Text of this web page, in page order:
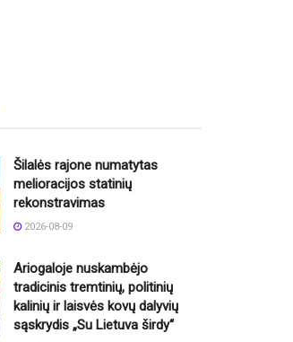
Šilalės rajone numatytas
melioracijos statinių
rekonstravimas
2026-08-09
Ariogaloje nuskambėjo
tradicinis tremtinių, politinių
kalinių ir laisvės kovų dalyvių
sąskrydis „Su Lietuva širdy“